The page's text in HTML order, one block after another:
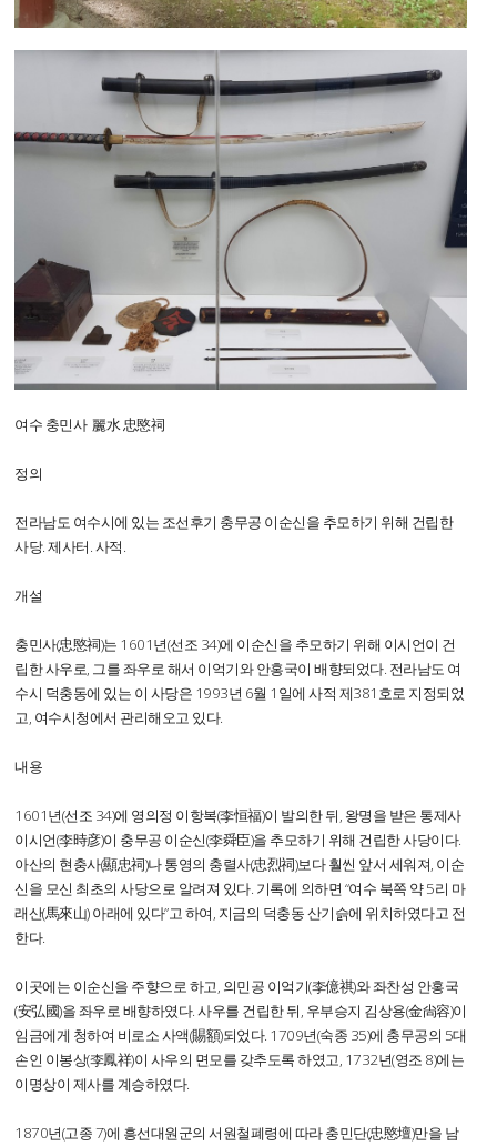
여수 충민사 麗水 忠愍祠
정의
전라남도 여수시에 있는 조선후기 충무공 이순신을 추모하기 위해 건립한
사당. 제사터. 사적.
개설
충민사(忠愍祠)는 1601년(선조 34)에 이순신을 추모하기 위해 이시언이 건
립한 사우로, 그를 좌우로 해서 이억기와 안홍국이 배향되었다. 전라남도 여
수시 덕충동에 있는 이 사당은 1993년 6월 1일에 사적 제381호로 지정되었
고, 여수시청에서 관리해오고 있다.
내용
1601년(선조 34)에 영의정 이항복(李恒福)이 발의한 뒤, 왕명을 받은 통제사
이시언(李時彦)이 충무공 이순신(李舜臣)을 추모하기 위해 건립한 사당이다.
아산의 현충사(顯忠祠)나 통영의 충렬사(忠烈祠)보다 훨씬 앞서 세워져, 이순
신을 모신 최초의 사당으로 알려져 있다. 기록에 의하면 “여수 북쪽 약 5리 마
래산(馬來山) 아래에 있다”고 하여, 지금의 덕충동 산기슭에 위치하였다고 전
한다.
이곳에는 이순신을 주향으로 하고, 의민공 이억기(李億祺)와 좌찬성 안홍국
(安弘國)을 좌우로 배향하였다. 사우를 건립한 뒤, 우부승지 김상용(金尙容)이
임금에게 청하여 비로소 사액(賜額)되었다. 1709년(숙종 35)에 충무공의 5대
손인 이봉상(李鳳祥)이 사우의 면모를 갖추도록 하였고, 1732년(영조 8)에는
이명상이 제사를 계승하였다.
1870년(고종 7)에 흥선대원군의 서원철폐령에 따라 충민단(忠愍壇)만을 남